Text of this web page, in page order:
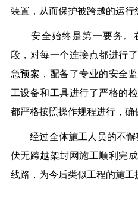
装置，从而保护被跨越的运行
安全始终是第一要务。
段，对每一个连接点都进行
急预案，配备了专业的安全
工设备和工具进行了严格的
都严格按照操作规程进行，确
经过全体施工人员的不懈
伏无跨越架封网施工顺利完
线路，为今后类似工程的施工